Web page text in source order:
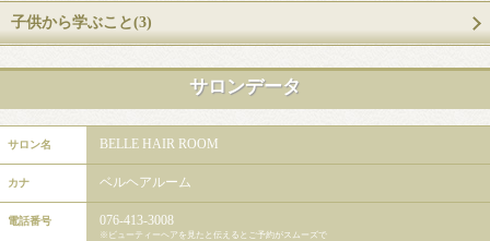
子供から学ぶこと(3)
サロンデータ
サロン名 BELLE HAIR ROOM
カナ ベルヘアルーム
電話番号 076-413-3008
※ビューティーヘアを見たと伝えるとご予約がスムーズで